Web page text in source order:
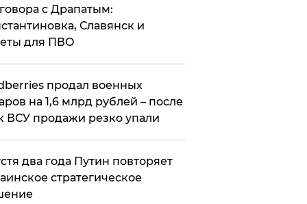
с Драпатым:
Славянск и
для ПВО
продал военных
на 1,6 млрд рублей – после
ВСУ продажи резко упали
два года Путин повторяет
стратегическое